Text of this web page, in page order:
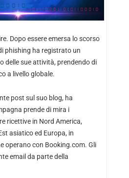
Dopo essere emersa lo scorso
phishing ha registrato un
delle sue attività, prendendo di
a livello globale.
post sul suo blog, ha
prende di mira i
ricettive in Nord America,
asiatico ed Europa, in
operano con Booking.com. Gli
email da parte della